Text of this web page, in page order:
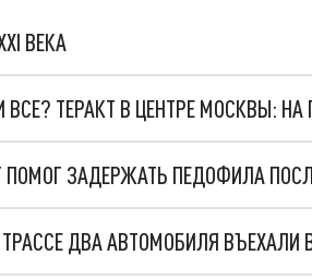
ВЕКА
ТЕРАКТ В ЦЕНТРЕ МОСКВЫ:
ПОМОГ ЗАДЕРЖАТЬ ПЕДОФИЛА
ДВА АВТОМОБИЛЯ